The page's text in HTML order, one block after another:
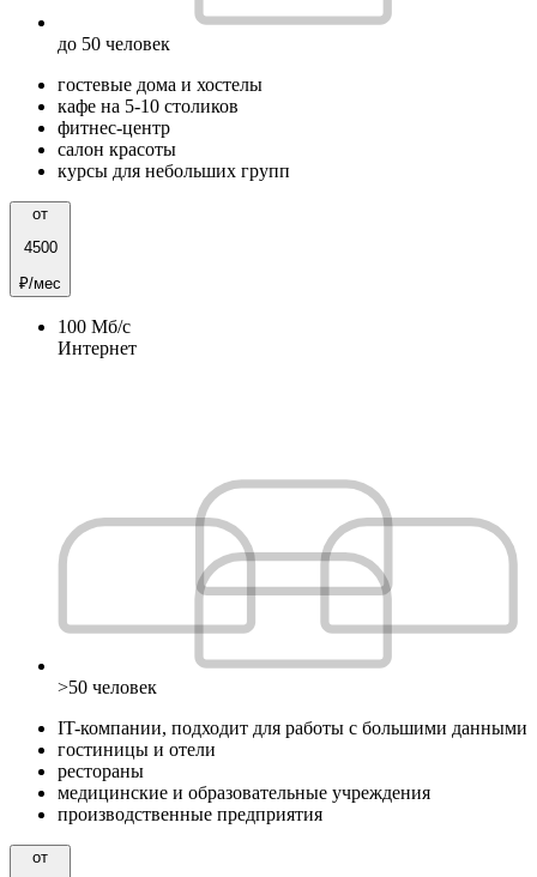
до 50 человек
гостевые дома и хостелы
кафе на 5-10 столиков
фитнес-центр
салон красоты
курсы для небольших групп
от
4500
₽/мес
100 Мб/c
Интернет
>50 человек
IT-компании, подходит для работы с большими данными
гостиницы и отели
рестораны
медицинские и образовательные учреждения
производственные предприятия
от